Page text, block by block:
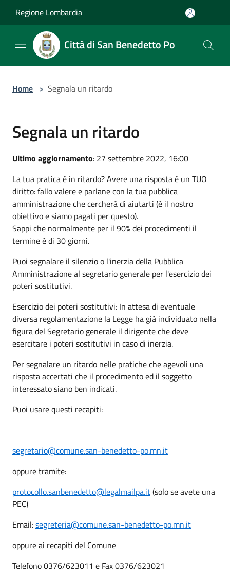
Regione Lombardia
Città di San Benedetto Po
Home > Segnala un ritardo
Segnala un ritardo
Ultimo aggiornamento: 27 settembre 2022, 16:00
La tua pratica é in ritardo? Avere una risposta é un TUO
diritto: fallo valere e parlane con la tua pubblica
amministrazione che cercherà di aiutarti (é il nostro
obiettivo e siamo pagati per questo).
Sappi che normalmente per il 90% dei procedimenti il
termine é di 30 giorni.
Puoi segnalare il silenzio o l'inerzia della Pubblica
Amministrazione al segretario generale per l'esercizio dei
poteri sostitutivi.
Esercizio dei poteri sostitutivi: In attesa di eventuale
diversa regolamentazione la Legge ha già individuato nella
figura del Segretario generale il dirigente che deve
esercitare i poteri sostitutivi in caso di inerzia.
Per segnalare un ritardo nelle pratiche che agevoli una
risposta accertati che il procedimento ed il soggetto
interessato siano ben indicati.
Puoi usare questi recapiti:
segretario@comune.san-benedetto-po.mn.it
oppure tramite:
protocollo.sanbenedetto@legalmailpa.it(solo se avete una
PEC)
Email:segreteria@comune.san-benedetto-po.mn.it
oppure ai recapiti del Comune
Telefono 0376/623011 e Fax 0376/623021